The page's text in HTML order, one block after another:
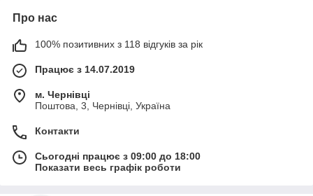
Про нас
100% позитивних з 118 відгуків за рік
Працює з 14.07.2019
м. Чернівці
Поштова, 3, Чернівці, Україна
Контакти
Сьогодні працює з 09:00 до 18:00
Показати весь графік роботи